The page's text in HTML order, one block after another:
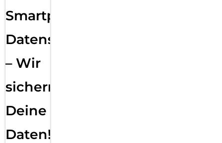
Smartphone
Datensicherung
– Wir
sichern
Deine
Daten!